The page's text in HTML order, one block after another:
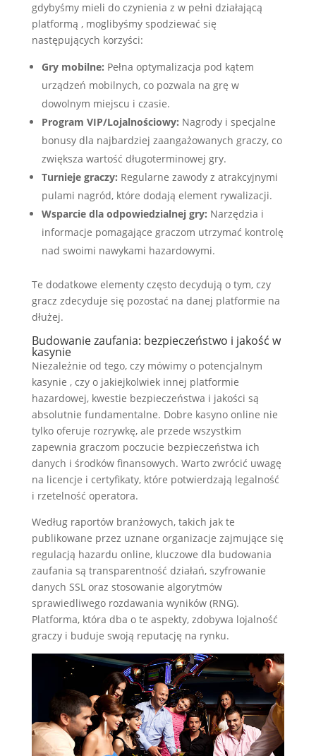
gdybyśmy mieli do czynienia z w pełni działającą
platformą , moglibyśmy spodziewać się
następujących korzyści:
Gry mobilne: Pełna optymalizacja pod kątem
urządzeń mobilnych, co pozwala na grę w
dowolnym miejscu i czasie.
Program VIP/Lojalnościowy: Nagrody i specjalne
bonusy dla najbardziej zaangażowanych graczy, co
zwiększa wartość długoterminowej gry.
Turnieje graczy: Regularne zawody z atrakcyjnymi
pulami nagród, które dodają element rywalizacji.
Wsparcie dla odpowiedzialnej gry: Narzędzia i
informacje pomagające graczom utrzymać kontrolę
nad swoimi nawykami hazardowymi.
Te dodatkowe elementy często decydują o tym, czy
gracz zdecyduje się pozostać na danej platformie na
dłużej.
Budowanie zaufania: bezpieczeństwo i jakość w
kasynie
Niezależnie od tego, czy mówimy o potencjalnym
kasynie , czy o jakiejkolwiek innej platformie
hazardowej, kwestie bezpieczeństwa i jakości są
absolutnie fundamentalne. Dobre kasyno online nie
tylko oferuje rozrywkę, ale przede wszystkim
zapewnia graczom poczucie bezpieczeństwa ich
danych i środków finansowych. Warto zwrócić uwagę
na licencje i certyfikaty, które potwierdzają legalność
i rzetelność operatora.
Według raportów branżowych, takich jak te
publikowane przez uznane organizacje zajmujące się
regulacją hazardu online, kluczowe dla budowania
zaufania są transparentność działań, szyfrowanie
danych SSL oraz stosowanie algorytmów
sprawiedliwego rozdawania wyników (RNG).
Platforma, która dba o te aspekty, zdobywa lojalność
graczy i buduje swoją reputację na rynku.